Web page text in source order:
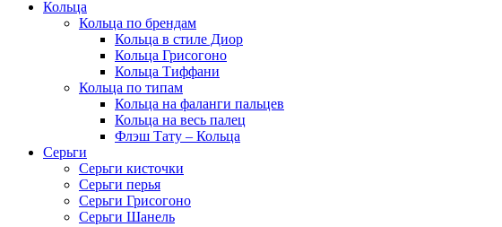
Кольца
Кольца по брендам
Кольца в стиле Диор
Кольца Грисогоно
Кольца Тиффани
Кольца по типам
Кольца на фаланги пальцев
Кольца на весь палец
Флэш Тату – Кольца
Серьги
Серьги кисточки
Серьги перья
Серьги Грисогоно
Серьги Шанель